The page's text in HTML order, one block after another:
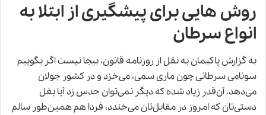
روش هایی برای پیشگیری از ابتلا به
انواع سرطان
به گزارش پاکیمان به نقل از روزنامه قانون، بیجا نیست اگر بگوییم
سونامی سرطانی چون ماری سمی، می‌خزد و در کشور جولان
می‌دهد. آن‌قدر زیاد شده که دیگر نمی‌توان حدس زد آیا بغل
دستی‌تان که امروز در مقابل‌تان می‌خندد، فردا هم همین‌طور سالم